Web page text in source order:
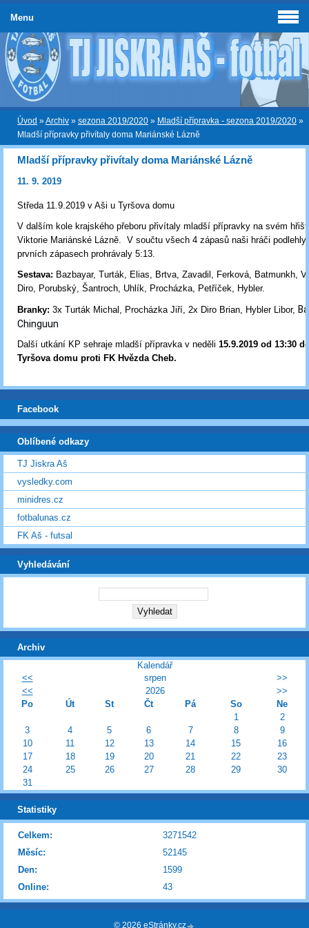
Úvod »Archiv » sezona 2019/2020 » Mladší přípravka - sezona 2019/2020 »
Mladší přípravky přivítaly doma Mariánské Lázně
Mladší přípravky přivítaly doma Mariánské Lázně
11. 9. 2019
Středa 11.9.2019 v Aši u Tyršova domu
V dalším kole krajského přeboru přivítaly mladší přípravky na svém
Viktorie Mariánské Lázně. V součtu všech 4 zápasů naši hráči
prvních zápasech prohrávaly 5:13.
Sestava: Bazbayar, Turták, Elias, Brtva, Zavadil, Ferková, Batmunkh,
Diro, Porubský, Šantroch, Uhlík, Procházka, Petříček, Hybler.
Branky: 3x Turták Michal, Procházka Jiří, 2x Diro Brian, Hybler Libor,
Chinguun
Další utkání KP sehraje mladší přípravka v neděli 15.9.2019 od 13:30
Tyršova domu proti FK Hvězda Cheb.
Menu
Facebook
Oblíbené odkazy
TJ Jiskra Aš
vysledky.com
minidres.cz
fotbalunas.cz
FK Aš - futsal
Vyhledávání
Archiv
Kalendář
<<
srpen
>>
<<
2026
>>
Po
Út St Čt Pá So
Ne
1
2
3
4 5 6 7 8
9
10
11 12 13 14 15
16
17
18 19 20 21 22
23
24
25 26 27 28 29
30
31
Statistiky
Online: 43
Celkem:
3271542
Měsíc:
52145
Den:
1599
© 2026 eStránky.cz